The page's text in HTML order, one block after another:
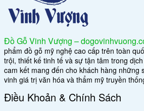
Đồ Gỗ Vinh Vượng –
phẩm đồ gỗ mỹ nghệ cao cấp trên toàn
trội, thiết kế tinh tế và sự tận tâm trong
cam kết mang đến cho khách hàng những
vinh giá trị văn hóa và thẩm mỹ truyền
Điều Khoản & Chính Sách